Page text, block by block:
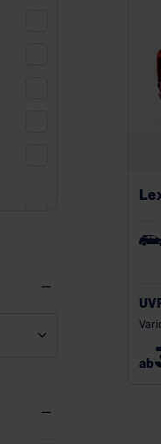
ab